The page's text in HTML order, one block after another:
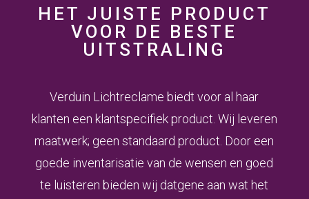
HET JUISTE PRODUCT
VOOR DE BESTE
UITSTRALING
Verduin Lichtreclame biedt voor al haar
klanten een klantspecifiek product. Wij leveren
maatwerk; geen standaard product. Door een
goede inventarisatie van de wensen en goed
te luisteren bieden wij datgene aan wat het